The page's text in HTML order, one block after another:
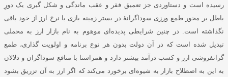
رسیده است و دستاوردی جز تعمیق فقر و عقب ماندگی و شکل گیری یک دورِ
باطل بر محور طمع ورزی سوداگرانۀ در بستر زمینه بازی با نرخ ارز از خود باقی
نگذاشته است. در چنین شرایطی پدیده‌ای موهوم به نام بازار ارز به محملی
تبدیل شده است که در آن دولت بدون هر نوع برنامه و اولویت گذاری، طمع
گرانفروشی ارز و کسب درآمد بیشتر دارد و همراستا با منافع سوداگران و دلالان
به این به اصطلاح بازار به شیوه‌ای برخورد می‌کند که اگر ارز به آن تزریق بشود